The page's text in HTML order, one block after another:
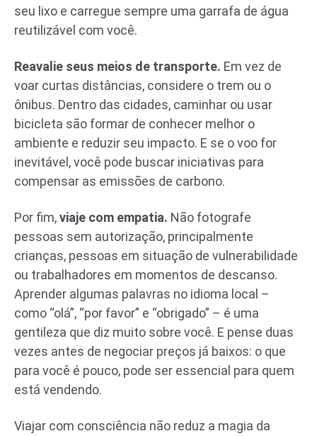
seu lixo e carregue sempre uma garrafa de água
reutilizável com você.
Reavalie seus meios de transporte. Em vez de
voar curtas distâncias, considere o trem ou o
ônibus. Dentro das cidades, caminhar ou usar
bicicleta são formar de conhecer melhor o
ambiente e reduzir seu impacto. E se o voo for
inevitável, você pode buscar iniciativas para
compensar as emissões de carbono.
Por fim,viaje com empatia. Não fotografe
pessoas sem autorização, principalmente
crianças, pessoas em situação de vulnerabilidade
ou trabalhadores em momentos de descanso.
Aprender algumas palavras no idioma local –
como “olá”, “por favor” e “obrigado” – é uma
gentileza que diz muito sobre você. E pense duas
vezes antes de negociar preços já baixos: o que
para você é pouco, pode ser essencial para quem
está vendendo.
Viajar com consciência não reduz a magia da